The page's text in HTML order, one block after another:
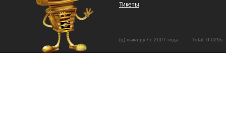
Тикеты
(ц) пыха.ру / с 2007 года Total: